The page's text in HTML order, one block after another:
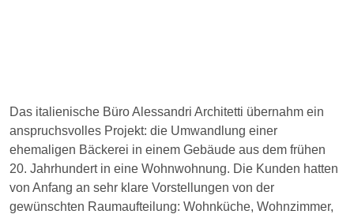
Das italienische Büro Alessandri Architetti übernahm ein
anspruchsvolles Projekt: die Umwandlung einer
ehemaligen Bäckerei in einem Gebäude aus dem frühen
20. Jahrhundert in eine Wohnwohnung. Die Kunden hatten
von Anfang an sehr klare Vorstellungen von der
gewünschten Raumaufteilung: Wohnküche, Wohnzimmer,